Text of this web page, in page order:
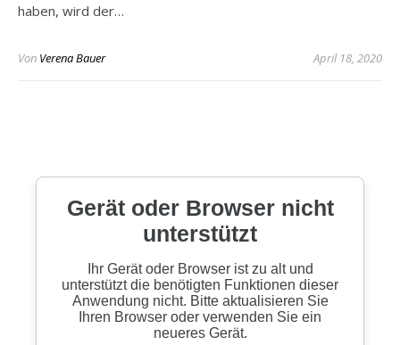
haben, wird der…
Von Verena Bauer April 18, 2020